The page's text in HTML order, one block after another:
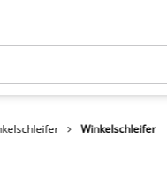
Winkelschleifer